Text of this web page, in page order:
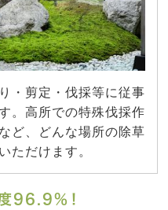
・剪定・伐採等に従事
。高所での特殊伐採作
ど、どんな場所の除草
ただけます。
96.9%！